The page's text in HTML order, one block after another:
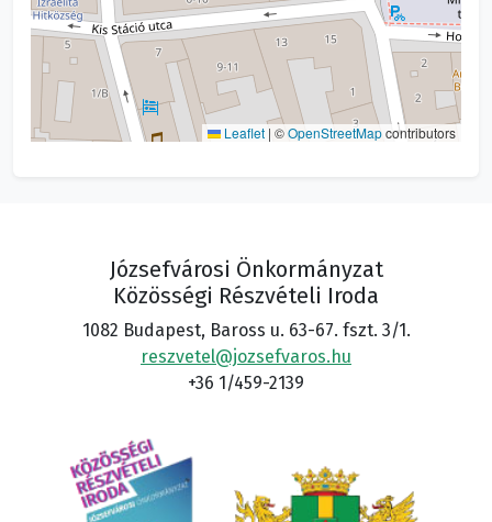
Leaflet | ©OpenStreetMapcontributors
Józsefvárosi Önkormányzat
Közösségi Részvételi Iroda
1082 Budapest, Baross u. 63-67. fszt. 3/1.
reszvetel@jozsefvaros.hu
+36 1/459-2139